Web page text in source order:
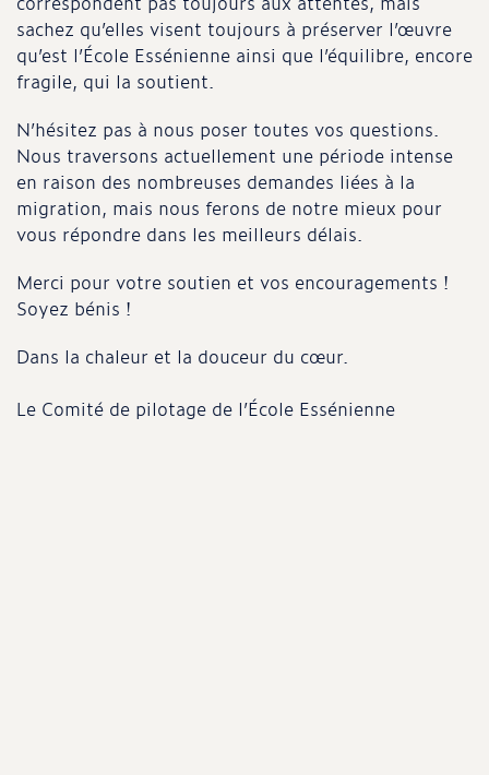
sachez qu’elles visent toujours à préserver l’œuvre
qu’est l’École Essénienne ainsi que l’équilibre, encore
fragile, qui la soutient.
N’hésitez pas à nous poser toutes vos questions.
Nous traversons actuellement une période intense
en raison des nombreuses demandes liées à la
migration, mais nous ferons de notre mieux pour
vous répondre dans les meilleurs délais.
Merci pour votre soutien et vos encouragements !
Soyez bénis !
Dans la chaleur et la douceur du cœur.
Le Comité de pilotage de l’École Essénienne